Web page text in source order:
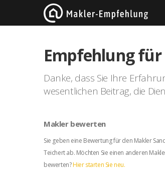
Empfehlung für
Danke, dass Sie Ihre
wesentlichen Beitrag, die
Makler bewerten
Sie geben eine Bewertung für den Makler
Teichert ab. Möchten Sie einen anderen
bewerten?Hier starten Sie neu.